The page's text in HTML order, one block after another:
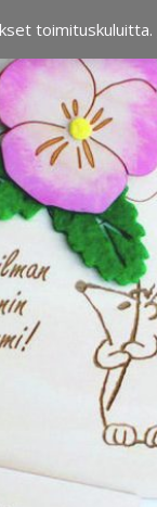
toimituskuluitta.